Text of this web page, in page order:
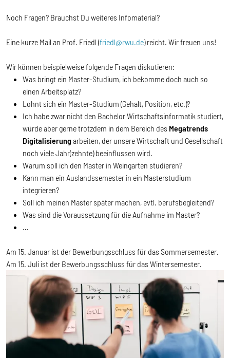
Noch Fragen? Brauchst Du weiteres Infomaterial?
Eine kurze Mail an Prof. Friedl (friedl@rwu.de) reicht. Wir freuen uns!
Wir können beispielweise folgende Fragen diskutieren:
Was bringt ein Master-Studium, ich bekomme doch auch so
einen Arbeitsplatz?
Lohnt sich ein Master-Studium (Gehalt, Position, etc.)?
Ich habe zwar nicht den Bachelor Wirtschaftsinformatik studiert,
würde aber gerne trotzdem in dem Bereich des Megatrends
Digitalisierung arbeiten, der unsere Wirtschaft und Gesellschaft
noch viele Jahr(zehnte) beeinflussen wird.
Warum soll ich den Master in Weingarten studieren?
Kann man ein Auslandssemester in ein Masterstudium
integrieren?
Soll ich meinen Master später machen, evtl. berufsbegleitend?
Was sind die Voraussetzung für die Aufnahme im Master?
Am 15. Januar ist der Bewerbungsschluss für das Sommersemester.
Am 15. Juli ist der Bewerbungsschluss für das Wintersemester.